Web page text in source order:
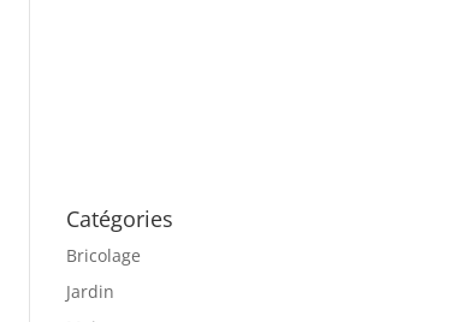
Catégories
Bricolage
Jardin